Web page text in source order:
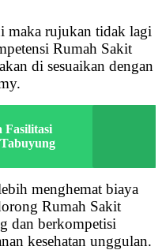
maka rujukan tidak lagi
Rumah Sakit
di sesuaikan dengan
Fasilitasi
menghemat biaya
Rumah Sakit
dan berkompetisi
kesehatan unggulan.